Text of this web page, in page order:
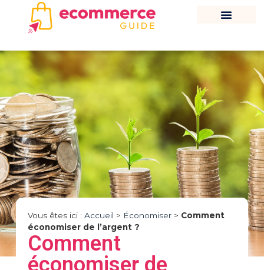
Vous êtes ici : Accueil > Économiser> Comment
économiser de l’argent ?
Comment
économiser de